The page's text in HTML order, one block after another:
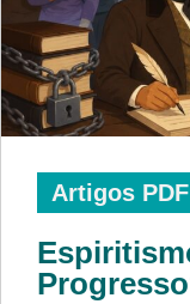
Artigos PDF